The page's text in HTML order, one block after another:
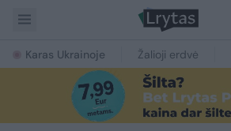
Karas Ukrainoje Žalioji erdvė